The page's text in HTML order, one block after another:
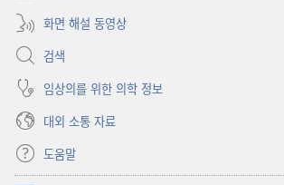
화면 해설 동영상
검색
임상의를 위한 의학 정보
대외 소통 자료
도움말